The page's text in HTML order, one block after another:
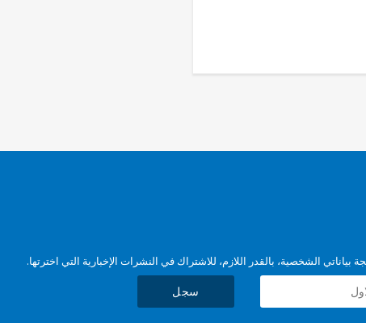
الشخصية، بالقدر اللازم، للاشتراك في النشرات الإخبارية التي اخترتها.
سجل